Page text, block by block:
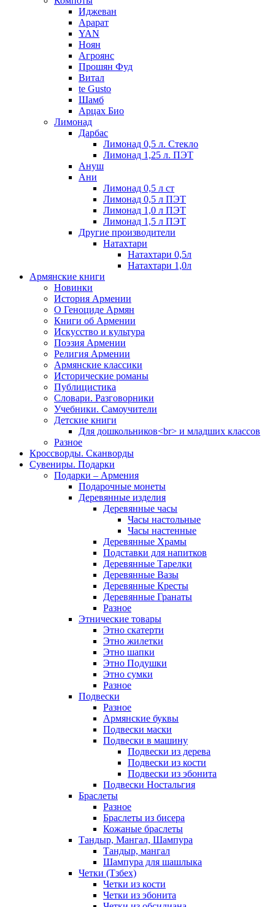
Иджеван
Арарат
YAN
Ноян
Агроянс
Прошян Фуд
Витал
te Gusto
Шамб
Арцах Био
Лимонад
Дарбас
Лимонад 0,5 л. Стекло
Лимонад 1,25 л. ПЭТ
Ануш
Ани
Лимонад 0,5 л ст
Лимонад 0,5 л ПЭТ
Лимонад 1,0 л ПЭТ
Лимонад 1,5 л ПЭТ
Другие производители
Натахтари
Натахтари 0,5л
Натахтари 1,0л
Армянские книги
Новинки
История Армении
О Геноциде Армян
Книги об Армении
Иcкусство и культура
Поэзия Армении
Религия Армении
Армянские классики
Исторические романы
Публицистика
Словари. Разговорники
Учебники. Самоучители
Детские книги
Для дошкольников<br> и младших классов
Разное
Кроссворды. Сканворды
Сувениры. Подарки
Подарки – Армения
Подарочные монеты
Деревянные изделия
Деревянные часы
Часы настольные
Часы настенные
Деревянные Храмы
Подставки для напитков
Деревянные Тарелки
Деревянные Вазы
Деревянные Кресты
Деревянные Гранаты
Разное
Этнические товары
Этно скатерти
Этно жилетки
Этно шапки
Этно Подушки
Этно сумки
Разное
Подвески
Разное
Армянские буквы
Подвески маски
Подвески в машину
Подвески из дерева
Подвески из кости
Подвески из эбонита
Подвески Ностальгия
Браслеты
Разное
Браслеты из бисера
Кожаные браслеты
Тандыр, Мангал, Шампура
Тандыр, мангал
Шампура для шашлыка
Четки (Тзбех)
Четки из кости
Четки из эбонита